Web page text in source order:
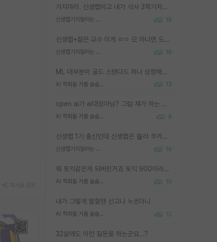
가지마라. 신생랩이고 내가 석사 3학기차인데 최고참인데 나도 아무것도 모르는데 교수가 후배들 왜 논문 교육 안시키냐. 논문 왜 안 써오냐 닦달한다
신생랩가지말라는 이유가 있었구나 19
신생랩+젊은 교수 이게 ㄹㅇ 모 아니면 도인듯.
신생랩가지말라는 이유가 있었구나 16
ML 대부분이 골드 스탠다드 하나 상정해놓고 (벤치마크 데이터셋이 여러 개면 여러 개 상정) 그거 얼마나 잘 맞추나 싸움임 가끔 번뜩이는 설계 철학을 보여주는 논문들도 있지만 대부분 그거 성적 얼마나 더 올리느라에 혈안이 되어 있는 측면이 잇음
AI 학회들 거품 슬슬 지적이 나오네요 13
open ai가 ai대장아님? 그럼 쟤가 하는 말이 다 맞겠네
AI 학회들 거품 슬슬 지적이 나오네요 8
신생랩 1기 출신인데 신생랩은 줠라 무거운 바벨 같은거임. 들면 대박인데 못들면 깔려 죽음. 아무도 알려주지 않는 환경에서 자생해야하지만, 일단 살아남았다면 그 어떤 사람보다 악착같고 생존력 높은 사람으로 거듭날 수 있음
신생랩가지말라는 이유가 있었구나 19
뭐 토익같은게 되버린거죠 토익 900이라고 영어잘하는건 아닙니다만 잘하는사람은 다 900을 넘는 그런
AI 학회들 거품 슬슬 지적이 나오네요 10
내가 그렇게 말할땐 신고나 누르더니
AI 학회들 거품 슬슬 지적이 나오네요 12
32살에도 이런 질문을 하는군요...?